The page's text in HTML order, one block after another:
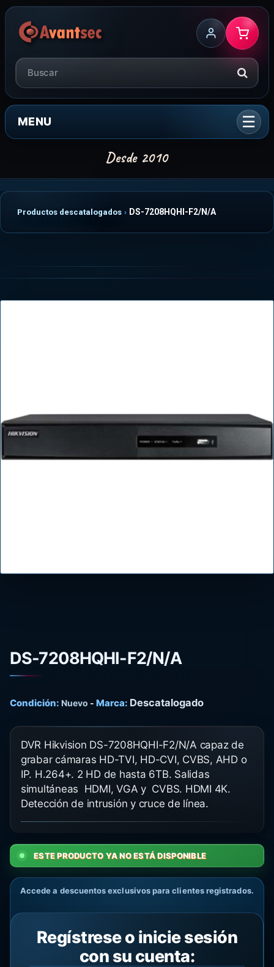
MENU
Productos descatalogados DS-7208HQHI-F2/N/A
DS-7208HQHI-F2/N/A
Condición: Nuevo - Marca: Descatalogado
DVR Hikvision DS-7208HQHI-F2/N/A capaz de
grabar cámaras HD-TVI, HD-CVI, CVBS, AHD o
IP. H.264+. 2 HD de hasta 6TB. Salidas
simultáneas HDMI, VGA y CVBS. HDMI 4K.
Detección de intrusión y cruce de línea.
ESTE PRODUCTO YA NO ESTÁ DISPONIBLE
Accede a descuentos exclusivos para clientes registrados.
Regístrese o inicie sesión
con su cuenta: